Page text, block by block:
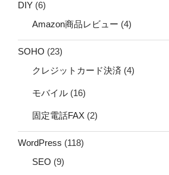
DIY (6)
Amazon商品レビュー (4)
SOHO (23)
クレジットカード決済 (4)
モバイル (16)
固定電話FAX (2)
WordPress (118)
SEO (9)